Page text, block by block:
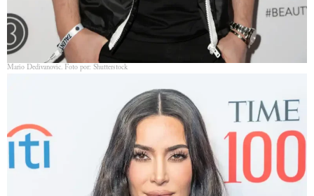
Mario Dedivanovic. Foto por: Shutterstock